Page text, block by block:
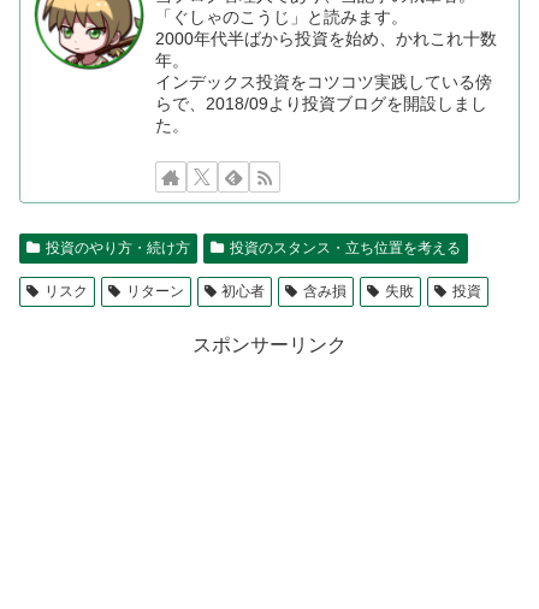
「ぐしゃのこうじ」と読みます。
2000年代半ばから投資を始め、かれこれ十数
年。
インデックス投資をコツコツ実践している傍
らで、2018/09より投資ブログを開設しまし
た。
投資のやり方・続け方 投資のスタンス・立ち位置を考える
リスク リターン 初心者 含み損 失敗 投資
スポンサーリンク